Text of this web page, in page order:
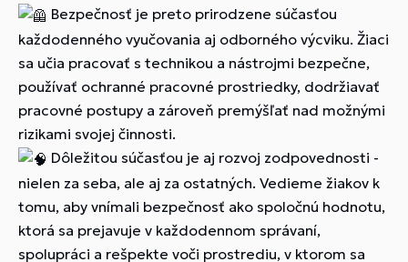
Bezpečnosť je preto prirodzene súčasťou
každodenného vyučovania aj odborného výcviku. Žiaci
sa učia pracovať s technikou a nástrojmi bezpečne,
používať ochranné pracovné prostriedky, dodržiavať
pracovné postupy a zároveň premýšľať nad možnými
rizikami svojej činnosti.
Dôležitou súčasťou je aj rozvoj zodpovednosti -
nielen za seba, ale aj za ostatných. Vedieme žiakov k
tomu, aby vnímali bezpečnosť ako spoločnú hodnotu,
ktorá sa prejavuje v každodennom správaní,
spolupráci a rešpekte voči prostrediu, v ktorom sa